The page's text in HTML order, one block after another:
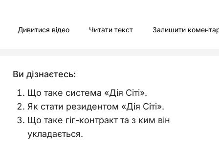
Дивитися відео Читати текст Залишити
Ви дізнаєтесь:
Що таке система «Дія Сіті».
Як стати резидентом «Дія Сіті».
Що таке гіг-контракт та з ким він
укладається.